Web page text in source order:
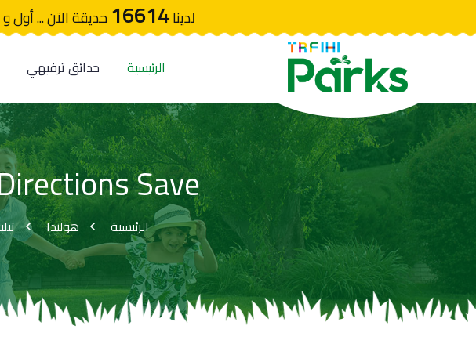
لدينا16614حديقة الآن ... أول
الرئيسية حدائق ترفيهي
Save
الرئيسية هولندا